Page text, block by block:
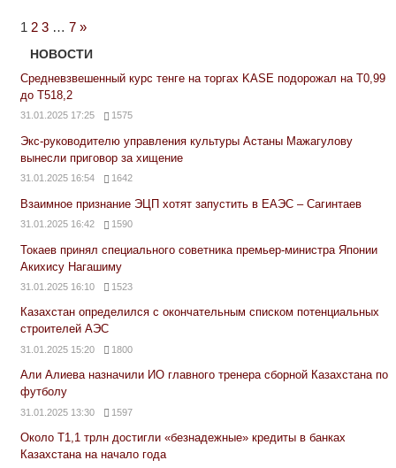
1 2 3 … 7 Next
Posts
»
НОВОСТИ
Средневзвешенный курс тенге на торгах KASE подорожал на Т0,99
до Т518,2
31.01.2025 17:25 1575
Экс-руководителю управления культуры Астаны Мажагулову
вынесли приговор за хищение
31.01.2025 16:54 1642
Взаимное признание ЭЦП хотят запустить в ЕАЭС – Сагинтаев
31.01.2025 16:42 1590
Токаев принял специального советника премьер-министра Японии
Акихису Нагашиму
31.01.2025 16:10 1523
Казахстан определился с окончательным списком потенциальных
строителей АЭС
31.01.2025 15:20 1800
Али Алиева назначили ИО главного тренера сборной Казахстана по
футболу
31.01.2025 13:30 1597
Около Т1,1 трлн достигли «безнадежные» кредиты в банках
Казахстана на начало года